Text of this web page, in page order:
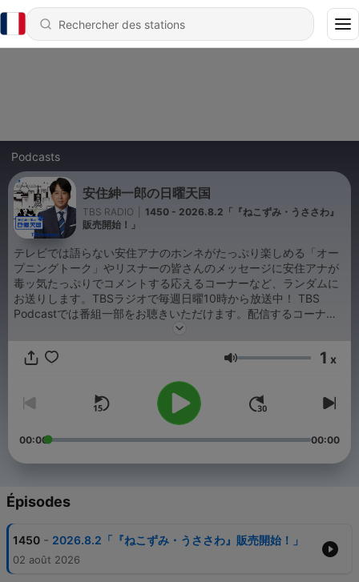
Podcasts
安住紳一郎の日曜天国
TBS RADIO
1450 - 2026.8.2「『ねこずみ・うささわ』
販売開始！」
テレビでは語らない安住アナのホンネがたっぷり楽しめる「オー
プニングトーク」やリスナーの皆さんのメッセージに安住アナが
毒ッ気たっぷりでコメントする応えるコーナーなど、ランダムに
お送りします。TBSラジオで毎週日曜10時から放送中！ TBS
Podcastでは番組一部をお聴きいただけます。配信するコーナ
ー、箇所、更新日時などは番組の都合上変更する可能性がござい
さい。 --- オンエア全編はradikoでお聴きいただけます↓
Podcast：https://www.tbsradio.jp/podcast/
Volume 1 x
00:00 00:00
Épisodes
1450 - 2026.8.2「『ねこずみ・うささわ』販売開始！」
02 août 2026